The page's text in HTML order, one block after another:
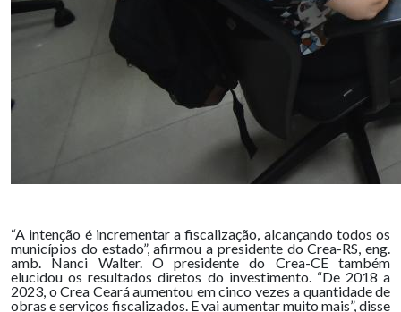
“A intenção é incrementar a fiscalização, alcançando todos os
municípios do estado”, afirmou a presidente do Crea-RS, eng.
amb. Nanci Walter. O presidente do Crea-CE também
elucidou os resultados diretos do investimento. “De 2018 a
2023, o Crea Ceará aumentou em cinco vezes a quantidade de
obras e serviços fiscalizados. E vai aumentar muito mais”, disse